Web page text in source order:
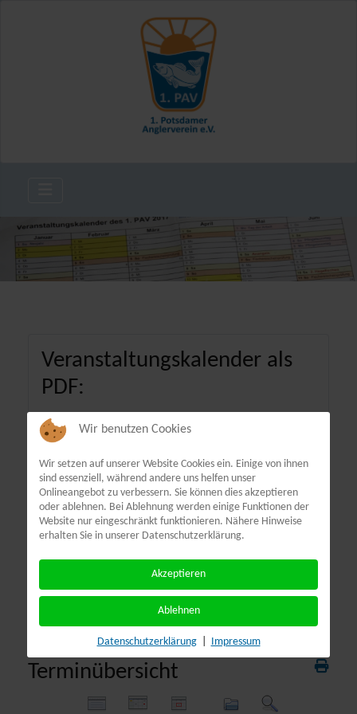
Veranstaltungskalender als
PDF:
Terminübersicht
Wir benutzen Cookies
Wir setzen auf unserer Website Cookies ein. Einige von ihnen
sind essenziell, während andere uns helfen unser
Onlineangebot zu verbessern. Sie können dies akzeptieren
oder ablehnen. Bei Ablehnung werden einige Funktionen der
Website nur eingeschränkt funktionieren. Nähere Hinweise
erhalten Sie in unserer Datenschutzerklärung.
Akzeptieren
Ablehnen
Datenschutzerklärung Impressum